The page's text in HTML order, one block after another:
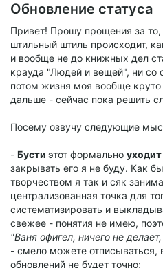
Обновление статуса
Привет! Прошу прощения за
штильный штиль происходит,
и вообще не до книжных дел
крауда "Людей и вещей", ни со
потом жизня моя вообще круто
дальше - сейчас пока решить
Посему озвучу следующие
- Бусти этот формально
закрывать его я не буду. Как
творчеством я так и сяк
централизованная точка для
систематизировать и
свежее - понятия не имею,
"Ваня офигел, ничего не
- смело можете
обновлений не будет точно;